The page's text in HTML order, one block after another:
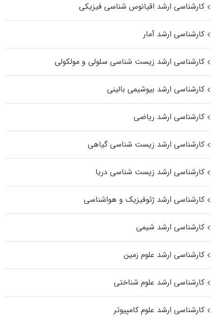
کارشناسی ارشد اقیانوس‌ شناسی فیزیکی
کارشناسی ارشد آمار
کارشناسی ارشد زیست شناسی سلولی و مولکولی
کارشناسی ارشد بیوشیمی بالینی
کارشناسی ارشد ریاضی
کارشناسی ارشد زیست‌ شناسی گیاهی
کارشناسی ارشد زیست‌ شناسی دریا
کارشناسی ارشد ژئوفیزیک و هواشناسی
کارشناسی ارشد شیمی
کارشناسی ارشد علوم زمین
کارشناسی ارشد علوم شناختی
کارشناسی ارشد علوم کامپیوتر